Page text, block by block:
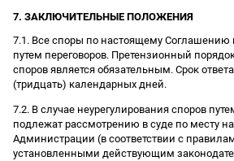
7. ЗАКЛЮЧИТЕЛЬНЫЕ ПОЛОЖЕНИЯ
7.1. Все споры по настоящему
путем переговоров. Претензионный
споров является обязательным. Срок
(тридцать) календарных дней.
7.2. В случае неурегулирования споров
подлежат рассмотрению в суде по месту
Администрации (в соответствии с
установленными действующим